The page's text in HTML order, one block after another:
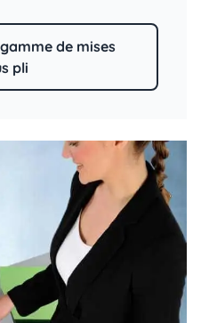
de mises
pli